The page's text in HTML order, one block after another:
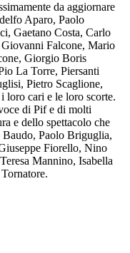
da aggiornare
Aparo, Paolo
Gaetano Costa, Carlo
Falcone, Mario
Giorgio Boris
La Torre, Piersanti
Pietro Scaglione,
loro cari e le loro scorte.
di Pif e di molti
e dello spettacolo che
Baudo, Paolo Briguglia,
Fiorello, Nino
Mannino, Isabella